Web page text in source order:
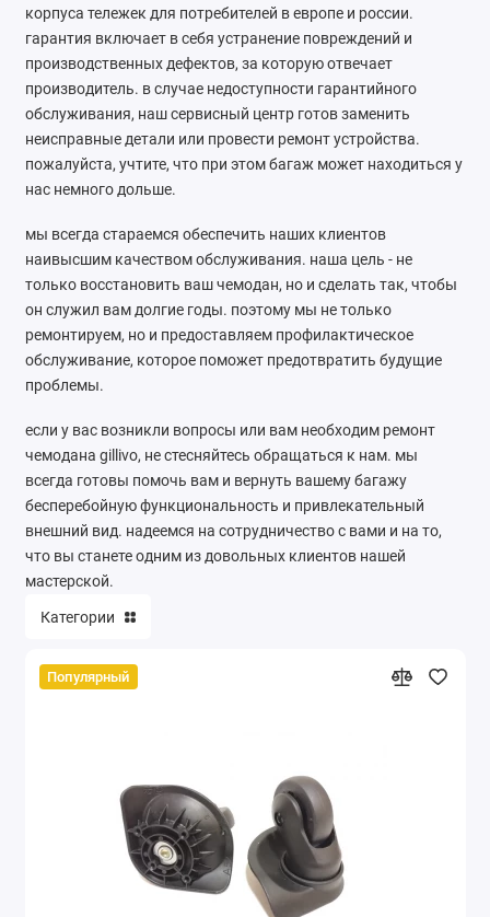
корпуса тележек для потребителей в европе и россии.
гарантия включает в себя устранение повреждений и
производственных дефектов, за которую отвечает
производитель. в случае недоступности гарантийного
обслуживания, наш сервисный центр готов заменить
неисправные детали или провести ремонт устройства.
пожалуйста, учтите, что при этом багаж может находиться у
нас немного дольше.
мы всегда стараемся обеспечить наших клиентов
наивысшим качеством обслуживания. наша цель - не
только восстановить ваш чемодан, но и сделать так, чтобы
он служил вам долгие годы. поэтому мы не только
ремонтируем, но и предоставляем профилактическое
обслуживание, которое поможет предотвратить будущие
проблемы.
если у вас возникли вопросы или вам необходим ремонт
чемодана gillivo, не стесняйтесь обращаться к нам. мы
всегда готовы помочь вам и вернуть вашему багажу
бесперебойную функциональность и привлекательный
внешний вид. надеемся на сотрудничество с вами и на то,
что вы станете одним из довольных клиентов нашей
мастерской.
Категории
Популярный